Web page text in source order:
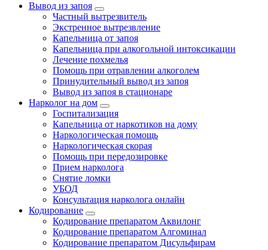
Вывод из запоя
Частный вытрезвитель
Экстренное вытрезвление
Капельница от запоя
Капельница при алкогольной интоксикации
Лечение похмелья
Помощь при отравлении алкоголем
Принудительный вывод из запоя
Вывод из запоя в стационаре
Нарколог на дом
Госпитализация
Капельница от наркотиков на дому
Наркологическая помощь
Наркологическая скорая
Помощь при передозировке
Прием нарколога
Снятие ломки
УБОД
Консультация нарколога онлайн
Кодирование
Кодирование препаратом Аквилонг
Кодирование препаратом Алгоминал
Кодирование препаратом Дисульфирам